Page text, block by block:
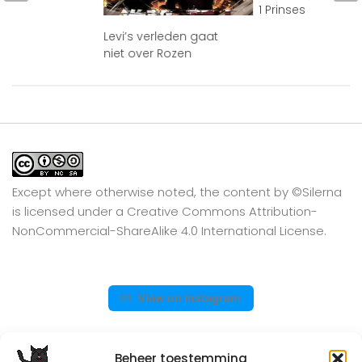
Beheer toestemming
Levi’s verleden gaat
niet over Rozen
1 Prinses
Except where otherwise noted, the content by ©Silerna
is licensed under a Creative Commons Attribution-
NonCommercial-ShareAlike 4.0 International License.
View on Instagram